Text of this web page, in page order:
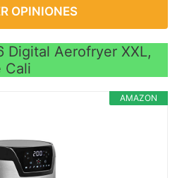
OPINIONES
Digital Aerofryer XXL,
Cali
AMAZON